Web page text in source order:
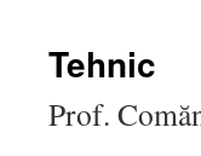
Tehnic
Prof.